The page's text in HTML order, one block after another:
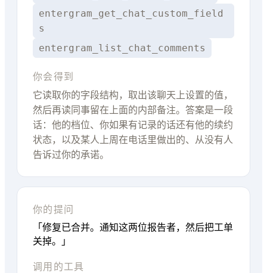
entergram_get_chat_custom_field
s
entergram_list_chat_comments
你会得到
它读取你的字段结构，取出该聊天上设置的值，
然后再读同事留在上面的内部备注。答案是一段
话：他的档位、你如果有记录的话还有他的续约
状态，以及某人上周在电话里做出的、从没有人
告诉过你的承诺。
你的提问
「修复已合并。通知这两位报告者，然后把工单
关掉。」
调用的工具